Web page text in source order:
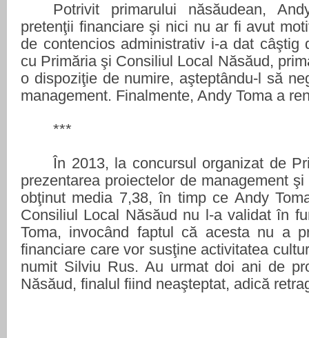
Potrivit primarului năsăudean,
pretenţii financiare şi nici nu ar fi avut
de contencios administrativ i-a dat câştig
cu Primăria şi Consiliul Local Năsăud,
o dispoziţie de numire, aşteptându-l să
management. Finalmente, Andy Toma a
***
În 2013, la concursul organizat de
prezentarea proiectelor de management
obţinut media 7,38, în timp ce Andy
Consiliul Local Năsăud nu l-a validat în
Toma, invocând faptul că acesta nu a
financiare care vor susţine activitatea
numit Silviu Rus. Au urmat doi ani de
Năsăud, finalul fiind neaşteptat, adică